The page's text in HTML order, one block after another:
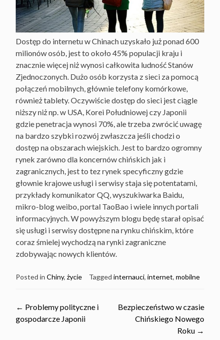
Dostęp do internetu w Chinach uzyskało już ponad 600
milionów osób, jest to około 45% populacji kraju i
znacznie więcej niż wynosi całkowita ludność Stanów
Zjednoczonych. Dużo osób korzysta z sieci za pomocą
połączeń mobilnych, głównie telefony komórkowe,
również tablety. Oczywiście dostęp do sieci jest ciągle
niższy niż np. w USA, Korei Południowej czy Japonii
gdzie penetracja wynosi 70%, ale trzeba zwrócić uwagę
na bardzo szybki rozwój zwłaszcza jeśli chodzi o
dostęp na obszarach wiejskich. Jest to bardzo ogromny
rynek zarówno dla koncernów chińskich jak i
zagranicznych, jest to tez rynek specyficzny gdzie
głownie krajowe usługi i serwisy staja się potentatami,
przykłady komunikator QQ, wyszukiwarka Baidu,
mikro-blog weibo, portal TaoBao i wiele innych portali
informacyjnych. W powyższym blogu będę starał opisać
się usługi i serwisy dostępne na rynku chińskim, które
coraz śmielej wychodzą na rynki zagraniczne
zdobywając nowych klientów.
Posted in Chiny, życie Tagged internauci, internet, mobilne
Post
← Problemy polityczne i
gospodarcze Japonii
Bezpieczeństwo w czasie
Chińskiego Nowego
Roku →